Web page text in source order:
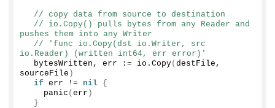
// copy data from source to destination
// io.Copy() pulls bytes from any Reader and
pushes them into any Writer
// 'func io.Copy(dst io.Writer, src
io.Reader) (written int64, err error)'
  bytesWritten, err := io.
Copy( destFile,
sourceFile )
if err != nil {
panic ( err )
}